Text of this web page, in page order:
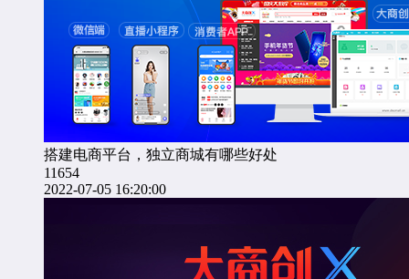
搭建电商平台，独立商城有哪些好处
11654
2022-07-05 16:20:00